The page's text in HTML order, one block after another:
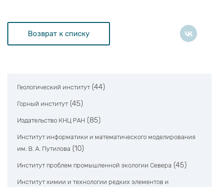
Возврат к списку
Геологический институт (44)
Горный институт (45)
Издательство КНЦ РАН (85)
Институт информатики и математического моделирования
им. В. А. Путилова (10)
Институт проблем промышленной экологии Севера (45)
Институт химии и технологии редких элементов и